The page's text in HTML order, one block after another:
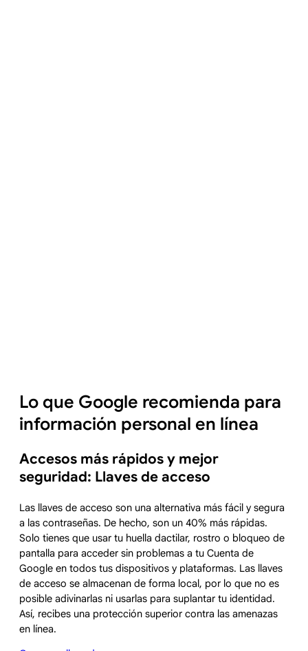
Lo que Google recomienda para
información personal en línea
Accesos más rápidos y mejor
seguridad: Llaves de acceso
Las llaves de acceso son una alternativa más fácil y segura
a las contraseñas. De hecho, son un 40% más rápidas.
Solo tienes que usar tu huella dactilar, rostro o bloqueo de
pantalla para acceder sin problemas a tu Cuenta de
Google en todos tus dispositivos y plataformas. Las llaves
de acceso se almacenan de forma local, por lo que no es
posible adivinarlas ni usarlas para suplantar tu identidad.
Así, recibes una protección superior contra las amenazas
en línea.